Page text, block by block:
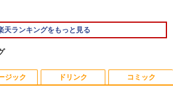
￥39,999
ノートパソコン 中古 15.6型 HP ProBoo
k 250 G7シリーズ 第8世代 Core i5 メモ
90 AIO｜23.8型 IPSフルHD｜Core i5-11
500T｜Windows11 Pro｜NVMe SSD 25
5.1｜Type-C｜DVD±RW｜一体型PC｜中
￥56,800
ハイビジョン 21インチ 液晶モニター ア
イリスオーヤマ DT-JF *
￥11,980
天ランキングをもっと見る
ジック ドリンク コミック